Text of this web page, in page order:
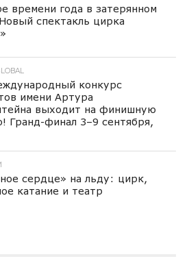
времени года в затерянном
спектакль цирка
конкурс
имени Артура
выходит на финишную
Гранд-финал 3–9 сентября,
сердце» на льду: цирк,
катание и театр